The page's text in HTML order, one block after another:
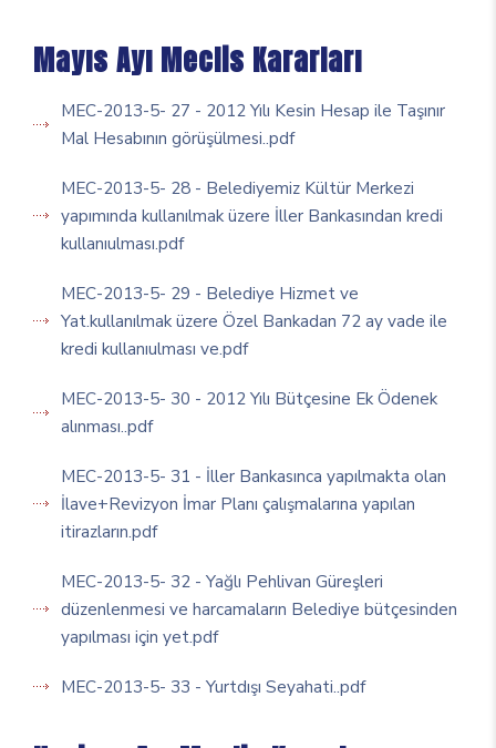
Mayıs Ayı Meclis Kararları
MEC-2013-5- 27 - 2012 Yılı Kesin Hesap ile Taşınır
Mal Hesabının görüşülmesi..pdf
MEC-2013-5- 28 - Belediyemiz Kültür Merkezi
yapımında kullanılmak üzere İller Bankasından kredi
kullanıulması.pdf
MEC-2013-5- 29 - Belediye Hizmet ve
Yat.kullanılmak üzere Özel Bankadan 72 ay vade ile
kredi kullanıulması ve.pdf
MEC-2013-5- 30 - 2012 Yılı Bütçesine Ek Ödenek
alınması..pdf
MEC-2013-5- 31 - İller Bankasınca yapılmakta olan
İlave+Revizyon İmar Planı çalışmalarına yapılan
itirazların.pdf
MEC-2013-5- 32 - Yağlı Pehlivan Güreşleri
düzenlenmesi ve harcamaların Belediye bütçesinden
yapılması için yet.pdf
MEC-2013-5- 33 - Yurtdışı Seyahati..pdf